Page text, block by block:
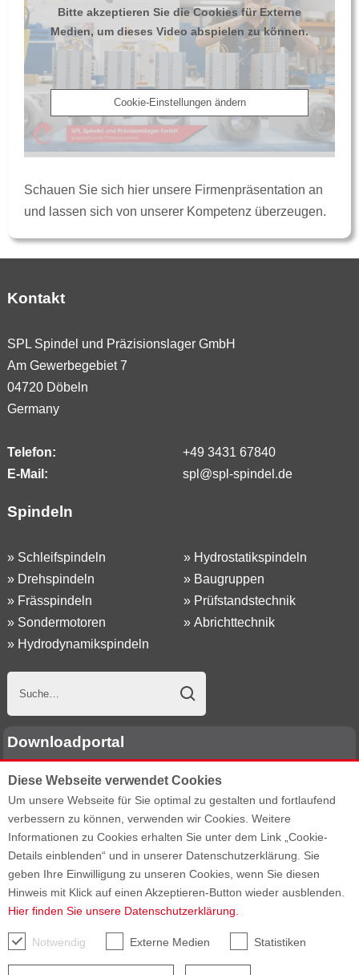
Diese Webseite verwendet Cookies
Um unsere Webseite für Sie optimal zu gestalten und fortlaufend
verbessern zu können, verwenden wir Cookies. Weitere
Informationen zu Cookies erhalten Sie unter dem Link „Cookie-
Details einblenden“ und in unserer Datenschutzerklärung. Sie
geben Ihre Einwilligung zu unseren Cookies, wenn Sie diesen
Hinweis mit Klick auf einen Akzeptieren-Button wieder ausblenden.
Hier finden Sie unsere Datenschutzerklärung.
Notwendig Externe Medien Statistiken
Bitte akzeptieren Sie die Cookies für Externe
Medien, um dieses Video abspielen zu können.
Cookie-Einstellungen ändern
Schauen Sie sich hier unsere Firmenpräsentation an
und lassen sich von unserer Kompetenz überzeugen.
Kontakt
SPL Spindel und Präzisionslager GmbH
Am Gewerbegebiet 7
04720 Döbeln
Germany
Telefon:
+49 3431 67840
E-Mail:
spl@spl-spindel.de
Spindeln
» Schleifspindeln
» Drehspindeln
» Frässpindeln
» Sondermotoren
» Hydrodynamikspindeln
» Hydrostatikspindeln
» Baugruppen
» Prüfstandstechnik
» Abrichttechnik
Downloadportal
E-Mail Adresse:
Passwort:
Passwort vergessen?
Sitemap AEB
Impressum